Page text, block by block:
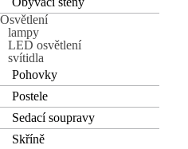
Osvětlení
lampy
LED osvětlení
svítidla
Pohovky
Postele
Sedací soupravy
Skříně